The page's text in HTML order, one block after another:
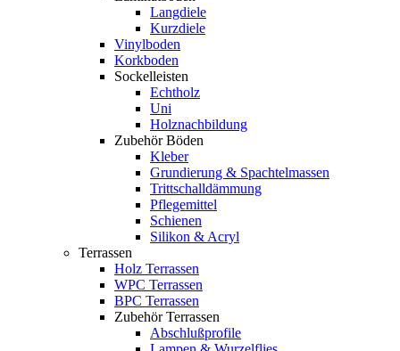
Langdiele
Kurzdiele
Vinylboden
Korkboden
Sockelleisten
Echtholz
Uni
Holznachbildung
Zubehör Böden
Kleber
Grundierung & Spachtelmassen
Trittschalldämmung
Pflegemittel
Schienen
Silikon & Acryl
Terrassen
Holz Terrassen
WPC Terrassen
BPC Terrassen
Zubehör Terrassen
Abschlußprofile